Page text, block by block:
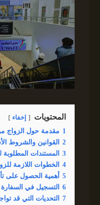
المحتويات إخفاء
1 مقدمة حول الزواج
2
القوانين والشروط
3
المستندات المطلوبة
4
الخطوات اللازمة
5
أهمية الحصول على
6
التسجيل في السفارة
7
التحديات التي قد